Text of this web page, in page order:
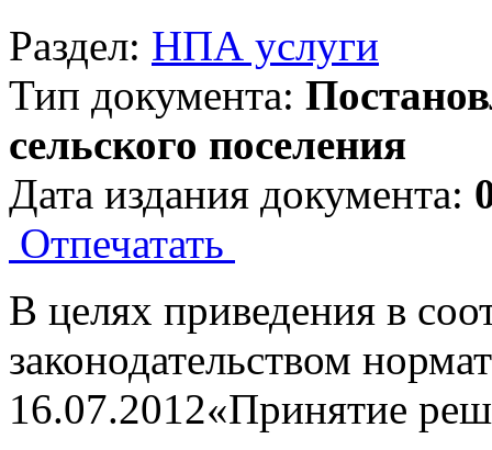
Раздел: НПА услуги
Тип документа:
сельского поселения
Дата издания документа:
Отпечатать
В целях приведения в
законодательством
16.07.2012«Принятие